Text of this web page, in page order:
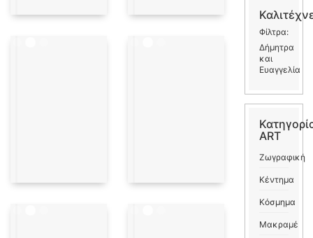
Φίλτρα:
Δήμητρα
και
Ευαγγελία
ART
Ζωγραφική
Κέντημα
Κόσμημα
Μακραμέ